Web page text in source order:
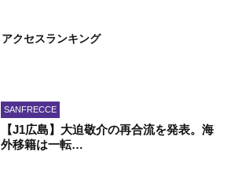
アクセスランキング
SANFRECCE
【J1広島】大迫敬介の再合流を発表。海
外移籍は一転…